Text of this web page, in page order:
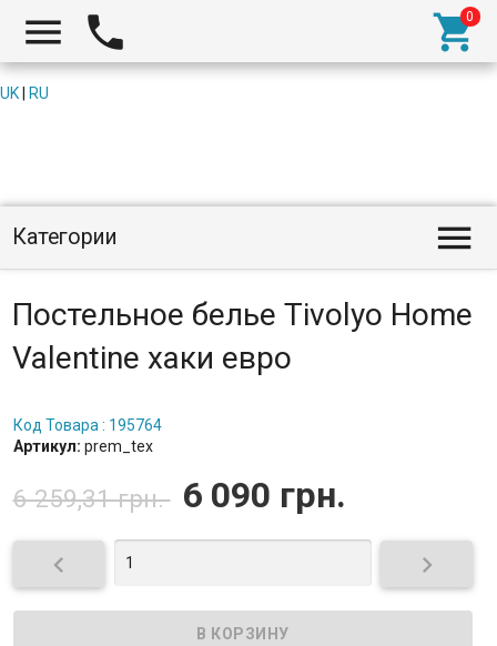
  
UK RU
Категории 
Постельное белье Tivolyo Home
Valentine хаки евро
Код Товара : 195764
Артикул: prem_tex
6 259,31 грн. 6 090 грн.
 